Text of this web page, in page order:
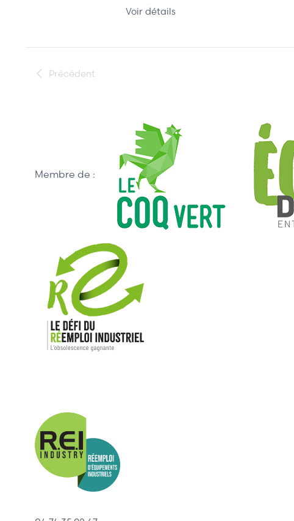
Voir détails
Précédent
Membre de :